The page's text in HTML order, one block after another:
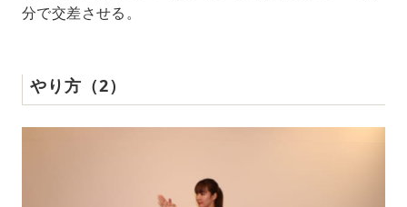
分で交差させる。
やり方（2）